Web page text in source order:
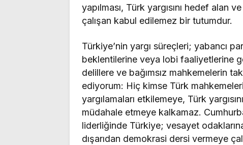
yapılması, Türk yargısını hedef alan
çalışan kabul edilemez bir tutumdur.
Türkiye’nin yargı süreçleri; yabancı
beklentilerine veya lobi faaliyetlerine
delillere ve bağımsız mahkemelerin
ediyorum: Hiç kimse Türk
yargılamaları etkilemeye, Türk
müdahale etmeye kalkamaz.
liderliğinde Türkiye; vesayet
dışarıdan demokrasi dersi vermeye